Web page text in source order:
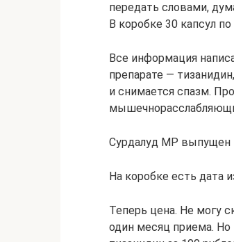
передать словами,
В коробке 30 капсул
Все информация
препарате —
и снимается спазм.
Сурдалуд МР выпущен
На коробке есть дата
Теперь цена. Не могу
один месяц приема. Но